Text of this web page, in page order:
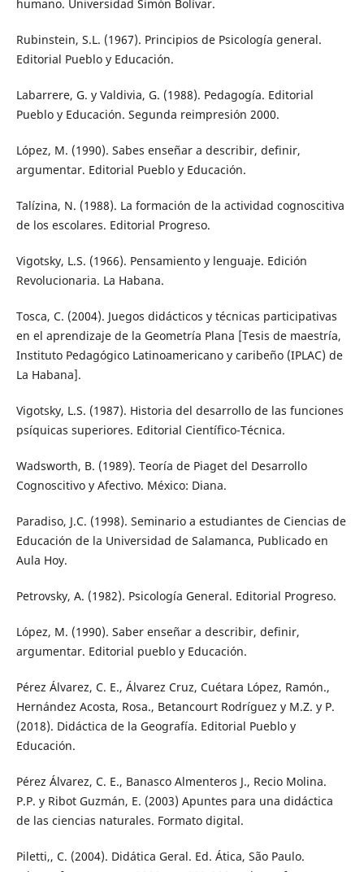
humano. Universidad Simón Bolívar.
Rubinstein, S.L. (1967). Principios de Psicología general.
Editorial Pueblo y Educación.
Labarrere, G. y Valdivia, G. (1988). Pedagogía. Editorial
Pueblo y Educación. Segunda reimpresión 2000.
López, M. (1990). Sabes enseñar a describir, definir,
argumentar. Editorial Pueblo y Educación.
Talízina, N. (1988). La formación de la actividad cognoscitiva
de los escolares. Editorial Progreso.
Vigotsky, L.S. (1966). Pensamiento y lenguaje. Edición
Revolucionaria. La Habana.
Tosca, C. (2004). Juegos didácticos y técnicas participativas
en el aprendizaje de la Geometría Plana [Tesis de maestría,
Instituto Pedagógico Latinoamericano y caribeño (IPLAC) de
La Habana].
Vigotsky, L.S. (1987). Historia del desarrollo de las funciones
psíquicas superiores. Editorial Científico-Técnica.
Wadsworth, B. (1989). Teoría de Piaget del Desarrollo
Cognoscitivo y Afectivo. México: Diana.
Paradiso, J.C. (1998). Seminario a estudiantes de Ciencias de
Educación de la Universidad de Salamanca, Publicado en
Aula Hoy.
Petrovsky, A. (1982). Psicología General. Editorial Progreso.
López, M. (1990). Saber enseñar a describir, definir,
argumentar. Editorial pueblo y Educación.
Pérez Álvarez, C. E., Álvarez Cruz, Cuétara López, Ramón.,
Hernández Acosta, Rosa., Betancourt Rodríguez y M.Z. y P.
(2018). Didáctica de la Geografía. Editorial Pueblo y
Educación.
Pérez Álvarez, C. E., Banasco Almenteros J., Recio Molina.
P.P. y Ribot Guzmán, E. (2003) Apuntes para una didáctica
de las ciencias naturales. Formato digital.
Piletti,, C. (2004). Didática Geral. Ed. Ática, São Paulo.